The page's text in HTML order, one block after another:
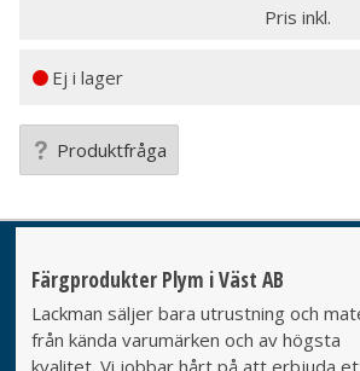
Pris inkl.
Ej i lager
Produktfråga
Färgprodukter Plym i Väst AB
Lackman säljer bara utrustning och
från kända varumärken och av högsta
kvalitet. Vi jobbar hårt på att erbjuda